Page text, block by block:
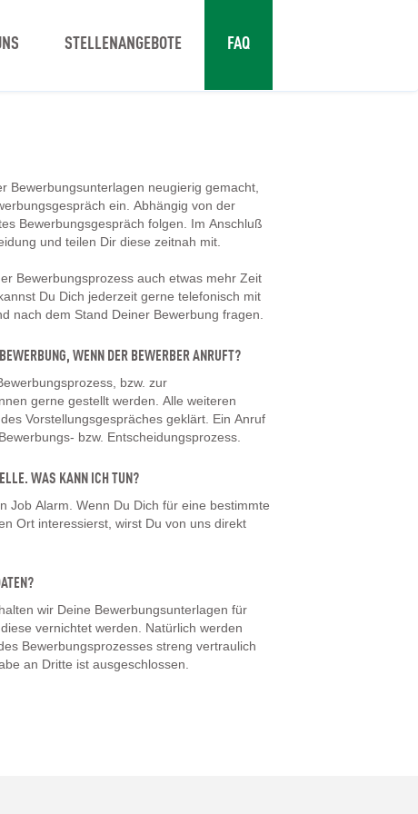
STELLENANGEBOTE FAQ
Bewerbungsunterlagen neugierig gemacht,
ein. Abhängig von der
Bewerbungsgespräch folgen. Im Anschluß
und teilen Dir diese zeitnah mit.
Bewerbungsprozess auch etwas mehr Zeit
Du Dich jederzeit gerne telefonisch mit
nach dem Stand Deiner Bewerbung fragen.
WENN DER BEWERBER ANRUFT?
bzw. zur
gerne gestellt werden. Alle weiteren
Vorstellungsgespräches geklärt. Ein Anruf
bzw. Entscheidungsprozess.
WAS KANN ICH TUN?
Job Alarm. Wenn Du Dich für eine bestimmte
Ort interessierst, wirst Du von uns direkt
wir Deine Bewerbungsunterlagen für
vernichtet werden. Natürlich werden
Bewerbungsprozesses streng vertraulich
an Dritte ist ausgeschlossen.